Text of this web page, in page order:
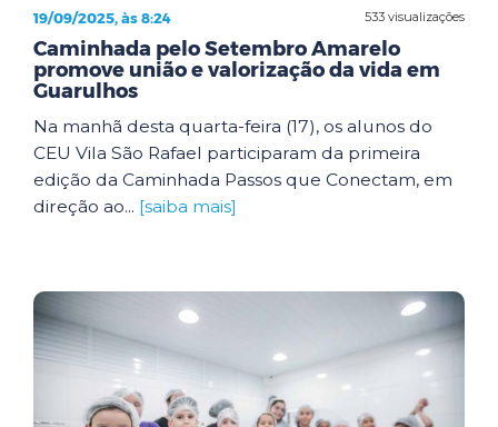
533 visualizações
19/09/2025, às 8:24
Caminhada pelo Setembro Amarelo
promove união e valorização da vida em
Guarulhos
Na manhã desta quarta-feira (17), os alunos do
CEU Vila São Rafael participaram da primeira
edição da Caminhada Passos que Conectam, em
direção ao... [saiba mais]